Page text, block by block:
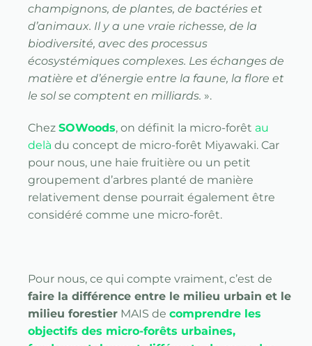
champignons, de plantes, de bactéries et
dʼanimaux. Il y a une vraie richesse, de la
biodiversité, avec des processus
écosystémiques complexes. Les échanges de
matière et dʼénergie entre la faune, la flore et
le sol se comptent en milliards. ».
Chez SOWoods, on définit la micro-forêt au
delà du concept de micro-forêt Miyawaki. Car
pour nous, une haie fruitière ou un petit
groupement d’arbres planté de manière
relativement dense pourrait également être
considéré comme une micro-forêt.
Pour nous, ce qui compte vraiment, c’est de
faire la différence entre le milieu urbain et le
milieu forestier MAIS de comprendre les
objectifs des micro-forêts urbaines,